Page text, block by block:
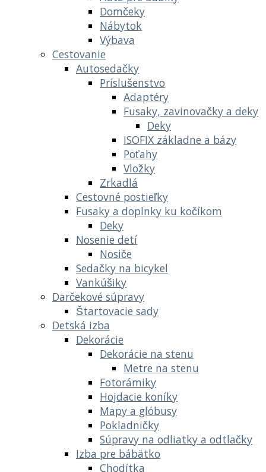
Domčeky
Nábytok
Výbava
Cestovanie
Autosedačky
Príslušenstvo
Adaptéry
Fusaky, zavinovačky a deky
Deky
ISOFIX základne a bázy
Poťahy
Vložky
Zrkadlá
Cestovné postieľky
Fusaky a doplnky ku kočíkom
Deky
Nosenie detí
Nosiče
Sedačky na bicykel
Vankúšiky
Darčekové súpravy
Štartovacie sady
Detská izba
Dekorácie
Dekorácie na stenu
Metre na stenu
Fotorámiky
Hojdacie koníky
Mapy a glóbusy
Pokladničky
Súpravy na odliatky a odtlačky
Izba pre bábätko
Chodítka